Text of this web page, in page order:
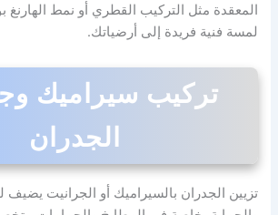
المعقدة مثل التركيب القطري أو نمط
لمسة فنية فريدة إلى أرضياتك.
تركيب سيراميك
الجدران
تزيين الجدران بالسيراميك أو الجرانيت يضيف